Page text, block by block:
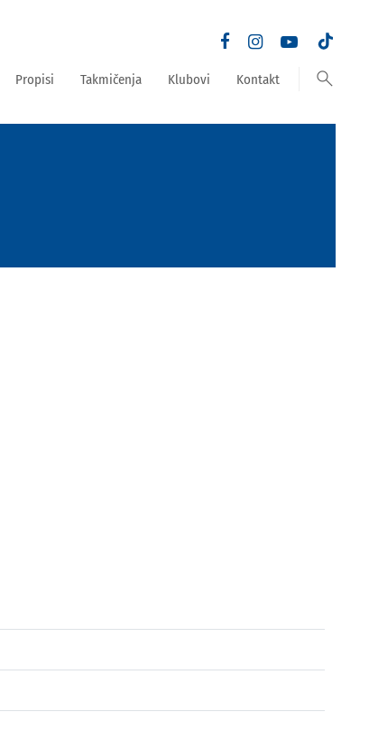
Propisi Takmičenja Klubovi Kontakt search